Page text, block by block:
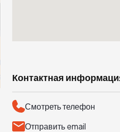
Контактная
Смотреть телефон
Отправить email